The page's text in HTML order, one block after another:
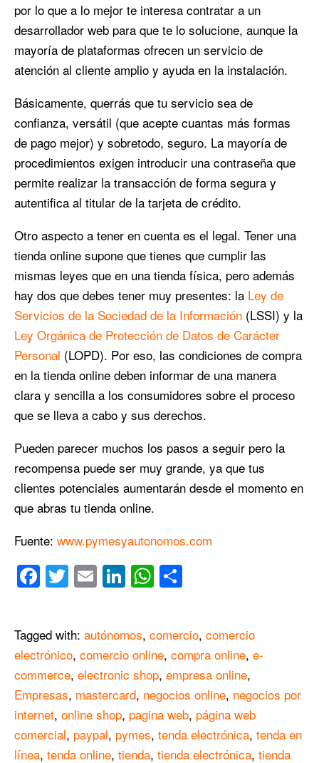
por lo que a lo mejor te interesa contratar a un
desarrollador web para que te lo solucione, aunque la
mayoría de plataformas ofrecen un servicio de
atención al cliente amplio y ayuda en la instalación.
Básicamente, querrás que tu servicio sea de
confianza, versátil (que acepte cuantas más formas
de pago mejor) y sobretodo, seguro. La mayoría de
procedimientos exigen introducir una contraseña que
permite realizar la transacción de forma segura y
autentifica al titular de la tarjeta de crédito.
Otro aspecto a tener en cuenta es el legal. Tener una
tienda online supone que tienes que cumplir las
mismas leyes que en una tienda física, pero además
hay dos que debes tener muy presentes: la Ley de
Servicios de la Sociedad de la Información (LSSI) y la
Ley Orgánica de Protección de Datos de Carácter
Personal (LOPD). Por eso, las condiciones de compra
en la tienda online deben informar de una manera
clara y sencilla a los consumidores sobre el proceso
que se lleva a cabo y sus derechos.
Pueden parecer muchos los pasos a seguir pero la
recompensa puede ser muy grande, ya que tus
clientes potenciales aumentarán desde el momento en
que abras tu tienda online.
Fuente: www.pymesyautonomos.com
Facebook
Twitter
EmailLinkedIn
WhatsApp
Tagged with: autónomos, comercio, comercio
electrónico, comercio online, compra online, e-
commerce, electronic shop, empresa online,
Empresas, mastercard, negocios online, negocios por
internet, online shop, pagina web, página web
comercial, paypal, pymes, tenda electrónica, tenda en
línea, tenda online, tienda, tienda electrónica, tienda